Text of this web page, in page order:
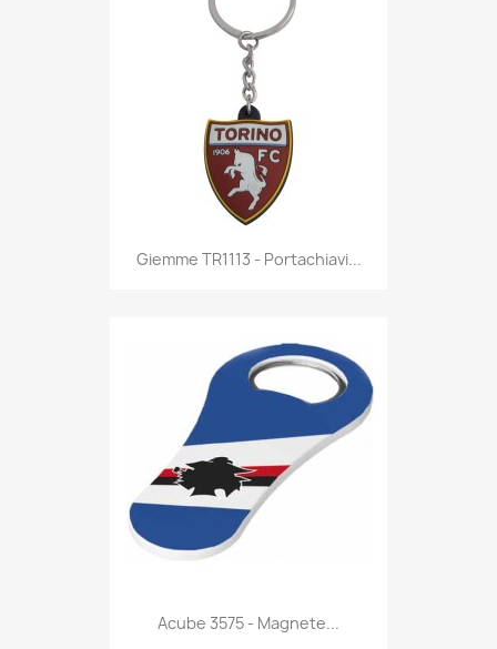
Anteprima
Giemme TR1113 - Portachiavi...
Anteprima
Acube 3575 - Magnete...